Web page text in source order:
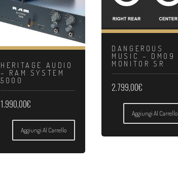
HERITAGE AUDIO
– RAM SYSTEM
5000
1.990,00€
Aggiungi Al Carrello
DANGEROUS
MUSIC – DM09
MONITOR SR
2.799,00€
Aggiungi Al Carrello